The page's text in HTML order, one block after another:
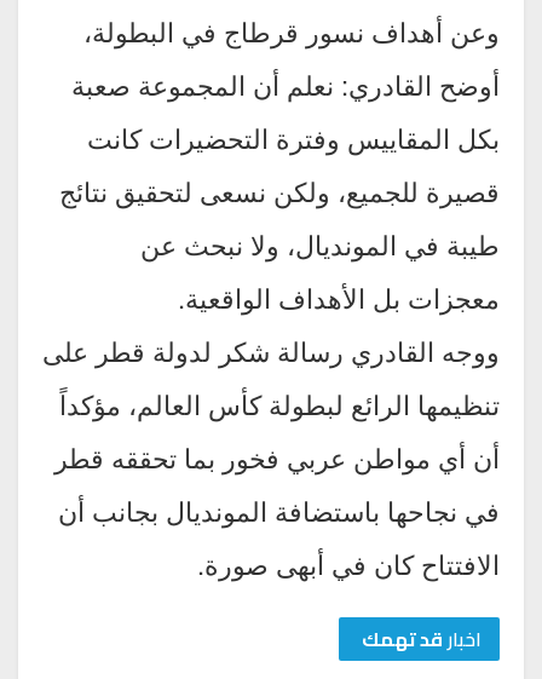
وعن أهداف نسور قرطاج في البطولة،
أوضح القادري: نعلم أن المجموعة صعبة
بكل المقاييس وفترة التحضيرات كانت
قصيرة للجميع، ولكن نسعى لتحقيق نتائج
طيبة في المونديال، ولا نبحث عن
معجزات بل الأهداف الواقعية.
ووجه القادري رسالة شكر لدولة قطر على
تنظيمها الرائع لبطولة كأس العالم، مؤكداً
أن أي مواطن عربي فخور بما تحققه قطر
في نجاحها باستضافة المونديال بجانب أن
الافتتاح كان في أبهى صورة.
اخبارقد تهمك